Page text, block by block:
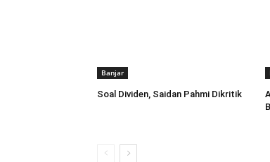
Banjar
Soal Dividen, Saidan Pahmi Dikritik